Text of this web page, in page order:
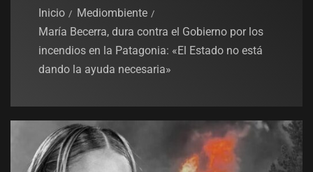
Inicio
Mediombiente
María Becerra, dura contra el Gobierno por los
incendios en la Patagonia: «El Estado no está
dando la ayuda necesaria»